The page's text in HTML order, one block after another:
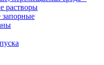
растворы